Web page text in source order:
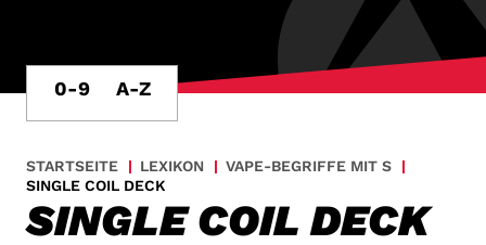
0-9 A-Z
STARTSEITE LEXIKON
VAPE-BEGRIFFE MIT S
SINGLE COIL DECK
SINGLE COIL DECK